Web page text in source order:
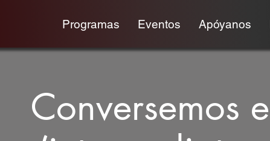
Programas Eventos Apóyanos
Conversemos